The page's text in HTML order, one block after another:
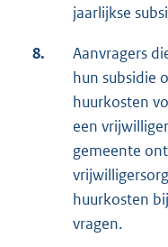
jaarlijkse
8.
Aanvragers
hun subsidie
huurkosten
een
gemeente
huurkosten
vragen.